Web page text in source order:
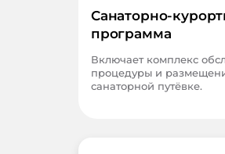
Санаторно-
программа
Включает комплекс
процедуры и
санаторной путёвке.